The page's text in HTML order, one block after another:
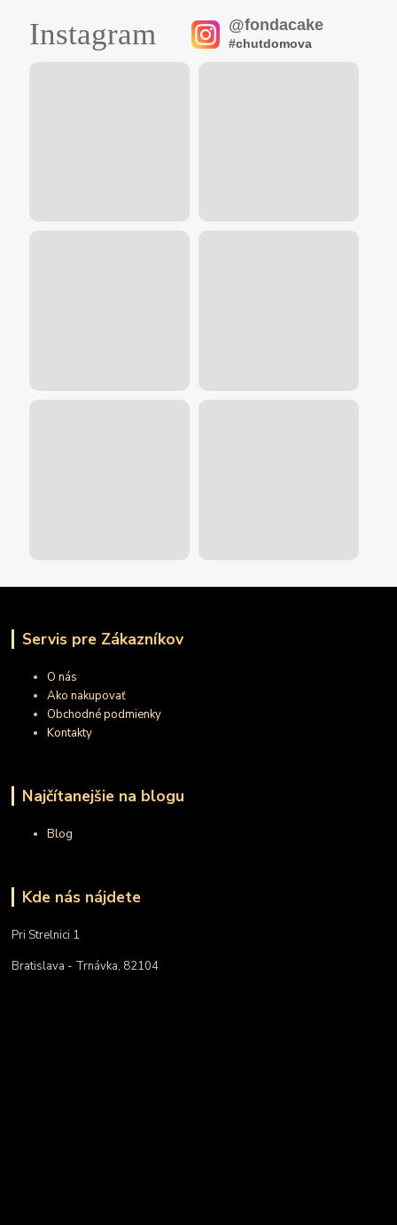
Instagram @fondacake
#chutdomova
Servis pre Zákazníkov
O nás
Ako nakupovať
Obchodné podmienky
Kontakty
Najčítanejšie na blogu
Blog
Kde nás nájdete
Pri Strelnici 1
Bratislava - Trnávka, 82104